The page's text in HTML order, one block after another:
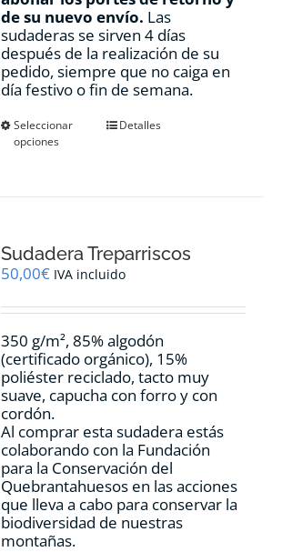
de su nuevo envío. Las
sudaderas se sirven 4 días
después de la realización de su
pedido, siempre que no caiga en
día festivo o fin de semana.
Seleccionar
opciones
Este
se
pueden
en
página
de
producto
Detalles
Sudadera Treparriscos
50,00€ IVA incluido
350 g/m², 85% algodón
(certificado orgánico), 15%
poliéster reciclado, tacto muy
suave, capucha con forro y con
cordón.
Al comprar esta sudadera estás
colaborando con la Fundación
para la Conservación del
Quebrantahuesos en las acciones
que lleva a cabo para conservar la
biodiversidad de nuestras
montañas.